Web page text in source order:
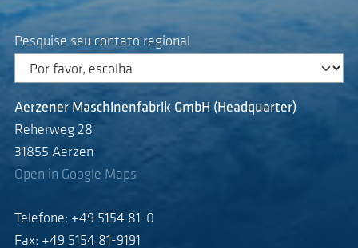
Pesquise seu contato regional
Aerzener Maschinenfabrik GmbH (Headquarter)
Reherweg 28
31855 Aerzen
Open in Google Maps
Telefone: +49 5154 81-0
Fax: +49 5154 81-9191